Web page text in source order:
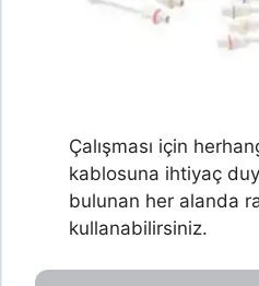
Çalışması için
kablosuna ihtiyaç
bulunan her alanda
kullanabilirsiniz.